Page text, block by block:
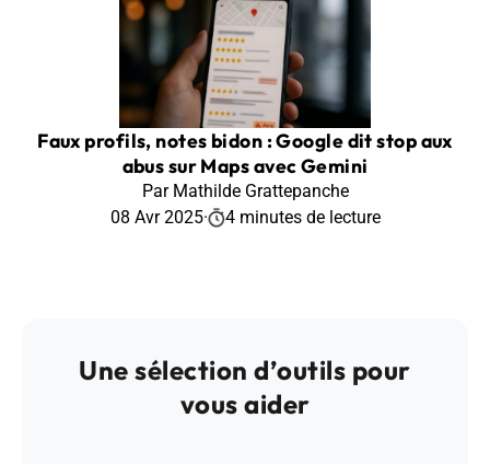
Faux profils, notes bidon : Google dit stop aux
abus sur Maps avec Gemini
Par Mathilde Grattepanche
08 Avr 2025· 4 minutes de lecture
Une sélection d’outils pour
vous aider